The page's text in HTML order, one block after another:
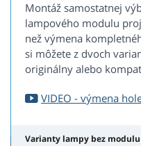
Montáž samostatnej
lampového modulu
než výmena
si môžete z dvoch
originálny alebo
VIDEO - výmena
Varianty lampy bez modulu